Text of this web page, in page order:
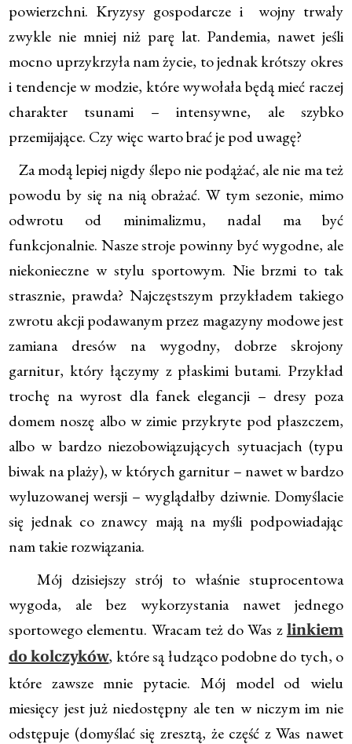
powierzchni. Kryzysy gospodarcze i wojny trwały
zwykle nie mniej niż parę lat. Pandemia, nawet jeśli
mocno uprzykrzyła nam życie, to jednak krótszy okres
i tendencje w modzie, które wywołała będą mieć raczej
charakter tsunami – intensywne, ale szybko
przemijające. Czy więc warto brać je pod uwagę?
Za modą lepiej nigdy ślepo nie podążać, ale nie ma też
powodu by się na nią obrażać. W tym sezonie, mimo
odwrotu od minimalizmu, nadal ma być
funkcjonalnie. Nasze stroje powinny być wygodne, ale
niekonieczne w stylu sportowym. Nie brzmi to tak
strasznie, prawda? Najczęstszym przykładem takiego
zwrotu akcji podawanym przez magazyny modowe jest
zamiana dresów na wygodny, dobrze skrojony
garnitur, który łączymy z płaskimi butami. Przykład
trochę na wyrost dla fanek elegancji – dresy poza
domem noszę albo w zimie przykryte pod płaszczem,
albo w bardzo niezobowiązujących sytuacjach (typu
biwak na plaży), w których garnitur – nawet w bardzo
wyluzowanej wersji – wyglądałby dziwnie. Domyślacie
się jednak co znawcy mają na myśli podpowiadając
nam takie rozwiązania.
Mój dzisiejszy strój to właśnie stuprocentowa
wygoda, ale bez wykorzystania nawet jednego
sportowego elementu. Wracam też do Was z linkiem
do kolczyków, które są łudząco podobne do tych, o
które zawsze mnie pytacie. Mój model od wielu
miesięcy jest już niedostępny ale ten w niczym im nie
odstępuje (domyślać się zresztą, że część z Was nawet